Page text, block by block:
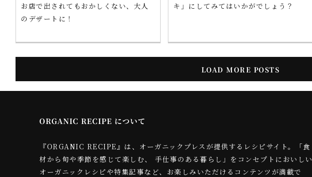
お店で出されてもおかしくない、大人
のデザートに！
キ」にしてみてはいかがでしょう？
LOAD MORE POSTS
ORGANIC RECIPE について
『ORGANIC RECIPE』は、オーガニックプレスが提供するレシピサイト。「食
材から旬や季節を感じて楽しむ、 手仕事のある暮らし」をコンセプトにおいしい
オーガニックレシピや特集記事など、お楽しみいただけるコンテンツが満載で